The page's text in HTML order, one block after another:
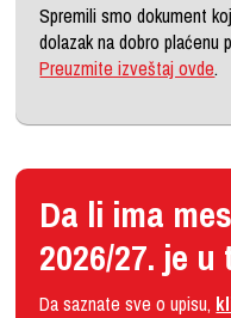
Spremili smo dokument
dolazak na dobro plaćenu
Preuzmite izveštaj ovde.
Da li ima
2026/27. je u
Da saznate sve o upisu,